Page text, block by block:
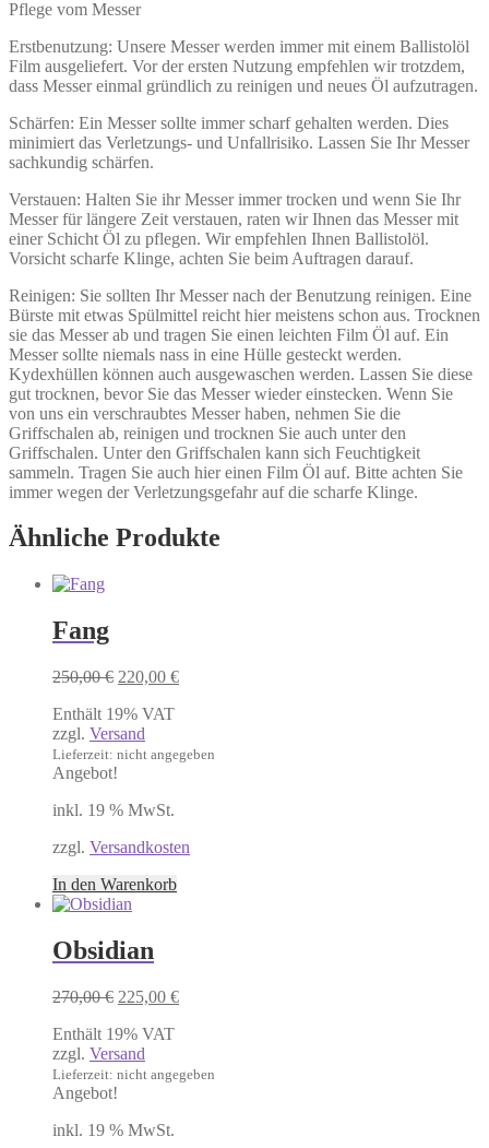
Pflege vom Messer
Erstbenutzung: Unsere Messer werden immer mit einem Ballistolöl
Film ausgeliefert. Vor der ersten Nutzung empfehlen wir trotzdem,
dass Messer einmal gründlich zu reinigen und neues Öl aufzutragen.
Schärfen: Ein Messer sollte immer scharf gehalten werden. Dies
minimiert das Verletzungs- und Unfallrisiko. Lassen Sie Ihr Messer
sachkundig schärfen.
Verstauen: Halten Sie ihr Messer immer trocken und wenn Sie Ihr
Messer für längere Zeit verstauen, raten wir Ihnen das Messer mit
einer Schicht Öl zu pflegen. Wir empfehlen Ihnen Ballistolöl.
Vorsicht scharfe Klinge, achten Sie beim Auftragen darauf.
Reinigen: Sie sollten Ihr Messer nach der Benutzung reinigen. Eine
Bürste mit etwas Spülmittel reicht hier meistens schon aus. Trocknen
sie das Messer ab und tragen Sie einen leichten Film Öl auf. Ein
Messer sollte niemals nass in eine Hülle gesteckt werden.
Kydexhüllen können auch ausgewaschen werden. Lassen Sie diese
gut trocknen, bevor Sie das Messer wieder einstecken. Wenn Sie
von uns ein verschraubtes Messer haben, nehmen Sie die
Griffschalen ab, reinigen und trocknen Sie auch unter den
Griffschalen. Unter den Griffschalen kann sich Feuchtigkeit
sammeln. Tragen Sie auch hier einen Film Öl auf. Bitte achten Sie
immer wegen der Verletzungsgefahr auf die scharfe Klinge.
Ähnliche Produkte
Fang
250,00€ Ursprünglicher
war:
250,00 €
220,00 €Aktueller
Enthält 19% VAT
zzgl. Versand
Lieferzeit: nicht angegeben
Angebot!
inkl. 19 % MwSt.
zzgl. Versandkosten
In den Warenkorb
Obsidian
270,00€ Ursprünglicher
war:
270,00 €
225,00 €Aktueller
Enthält 19% VAT
zzgl. Versand
Lieferzeit: nicht angegeben
Angebot!
inkl. 19 % MwSt.